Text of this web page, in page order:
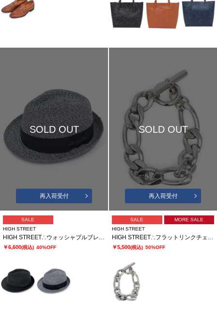
SOLD OUT
再入荷受付
SALE
HIGH STREET
HIGH STREET∴ウォッシャブルブレード 中折れハット
￥6,600(税込) 40%OFF
SOLD OUT
再入荷受付
SALE
MORE SALE
HIGH STREET
HIGH STREET∴フラットリンクチェーンブレスレット
￥5,500(税込) 50%OFF